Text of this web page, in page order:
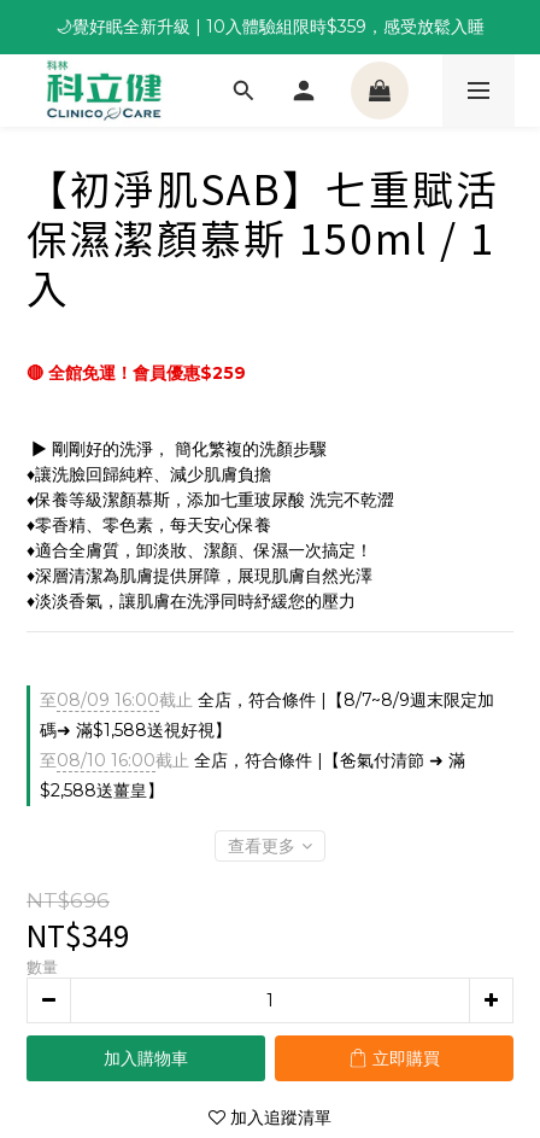
董事長推薦保養組合｜體驗價 $1,800 起，最高享 6 折
🌙覺好眠全新升級 | 10入體驗組限時$359，感受放鬆入睡
董事長推薦保養組合｜體驗價 $1,800 起，最高享 6 折
【初淨肌SAB】七重賦活
保濕潔顏慕斯 150ml / 1
入
🔴 全館免運！會員優惠$259
► 剛剛好的洗淨， 簡化繁複的洗顏步驟
♦讓洗臉回歸純粹、減少肌膚負擔
♦保養等級潔顏慕斯，添加七重玻尿酸 洗完不乾澀
♦零香精、零色素，每天安心保養
♦適合全膚質，卸淡妝、潔顏、保濕一次搞定！
♦深層清潔為肌膚提供屏障，展現肌膚自然光澤
♦淡淡香氣，讓肌膚在洗淨同時紓緩您的壓力
至08/09 16:00截止 全店，符合條件 |【8/7~8/9週末限定加
碼➜ 滿$1,588送視好視】
至08/10 16:00截止 全店，符合條件 |【爸氣付清節 ➜ 滿
$2,588送薑皇】
查看更多
NT$696
NT$349
數量
加入購物車 立即購買
加入追蹤清單